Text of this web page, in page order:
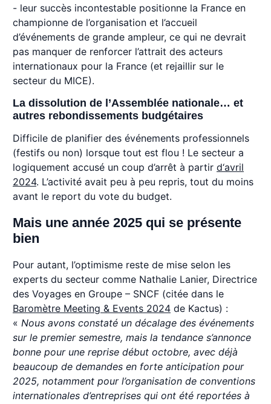
- leur succès incontestable positionne la France en
championne de l’organisation et l’accueil
d’événements de grande ampleur, ce qui ne devrait
pas manquer de renforcer l’attrait des acteurs
internationaux pour la France (et rejaillir sur le
secteur du MICE).
La dissolution de l’Assemblée nationale… et
autres rebondissements budgétaires
Difficile de planifier des événements professionnels
(festifs ou non) lorsque tout est flou ! Le secteur a
logiquement accusé un coup d’arrêt à partir d‘avril
2024. L’activité avait peu à peu repris, tout du moins
avant le report du vote du budget.
Mais une année 2025 qui se présente
bien
Pour autant, l’optimisme reste de mise selon les
experts du secteur comme Nathalie Lanier, Directrice
des Voyages en Groupe – SNCF (citée dans le
Baromètre Meeting & Events 2024 de Kactus) :
« Nous avons constaté un décalage des événements
sur le premier semestre, mais la tendance s’annonce
bonne pour une reprise début octobre, avec déjà
beaucoup de demandes en forte anticipation pour
2025, notamment pour l’organisation de conventions
internationales d’entreprises qui ont été reportées à